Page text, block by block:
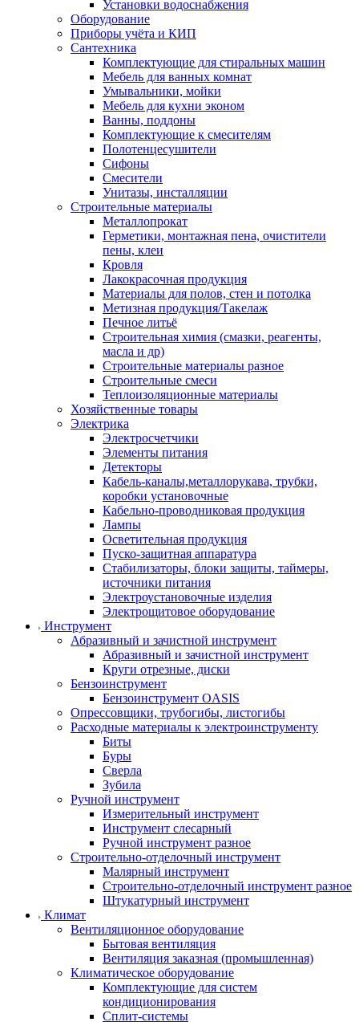
Установки водоснабжения
Оборудование
Приборы учёта и КИП
Сантехника
Комплектующие для стиральных машин
Мебель для ванных комнат
Умывальники, мойки
Мебель для кухни эконом
Ванны, поддоны
Комплектующие к смесителям
Полотенцесушители
Сифоны
Смесители
Унитазы, инсталляции
Строительные материалы
Металлопрокат
Герметики, монтажная пена, очистители
пены, клеи
Кровля
Лакокрасочная продукция
Материалы для полов, стен и потолка
Метизная продукция/Такелаж
Печное литьё
Строительная химия (смазки, реагенты,
масла и др)
Строительные материалы разное
Строительные смеси
Теплоизоляционные материалы
Хозяйственные товары
Электрика
Электросчетчики
Элементы питания
Детекторы
Кабель-каналы,металлорукава, трубки,
коробки установочные
Кабельно-проводниковая продукция
Лампы
Осветительная продукция
Пуско-защитная аппаратура
Стабилизаторы, блоки защиты, таймеры,
источники питания
Электроустановочные изделия
Электрощитовое оборудование
Инструмент
Абразивный и зачистной инструмент
Абразивный и зачистной инструмент
Круги отрезные, диски
Бензоинструмент
Бензоинструмент OASIS
Опрессовщики, трубогибы, листогибы
Расходные материалы к электроинструменту
Биты
Буры
Сверла
Зубила
Ручной инструмент
Измерительный инструмент
Инструмент слесарный
Ручной инструмент разное
Строительно-отделочный инструмент
Малярный инструмент
Строительно-отделочный инструмент разное
Штукатурный инструмент
Климат
Вентиляционное оборудование
Бытовая вентиляция
Вентиляция заказная (промышленная)
Климатическое оборудование
Комплектующие для систем
кондиционирования
Сплит-системы